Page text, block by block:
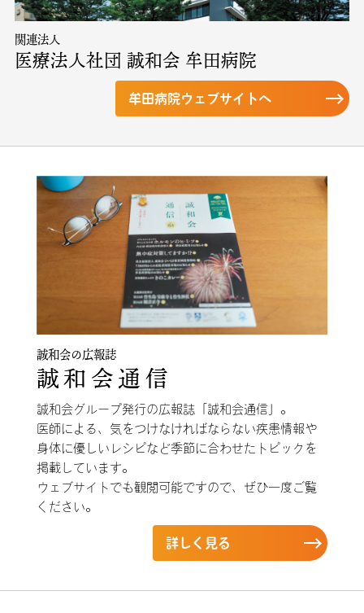
関連法人
医療法人社団 誠和会 牟田病院
牟田病院ウェブサイトへ
誠和会の広報誌
誠和会通信
誠和会グループ発行の広報誌「誠和会通信」。
医師による、気をつけなければならない疾患情報や
身体に優しいレシピなど季節に合わせたトピックを
掲載しています。
ウェブサイトでも観閲可能ですので、ぜひ一度ご覧
ください。
詳しく見る